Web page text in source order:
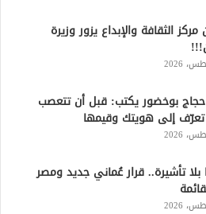
الثقافة والإبداع يزور وزيرة
حجاج بوخضور يكتب: قبل أن تتعصب
إلى هويتك وقيمها
بلا تأشيرة.. قرار عُماني جديد ومصر